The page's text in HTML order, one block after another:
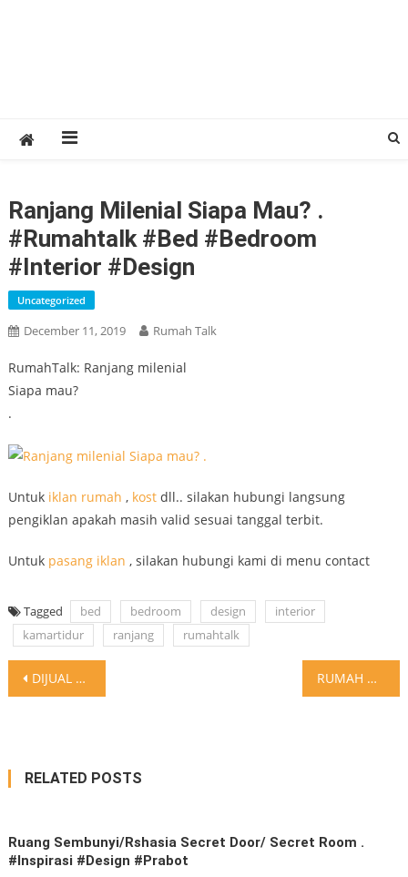
Ranjang Milenial Siapa Mau? .
#rumahtalk #bed #bedroom
#interior #design
Uncategorized
December 11, 2019 Rumah Talk
RumahTalk: Ranjang milenial
Siapa mau?
.
Untuk iklan rumah , kostdll.. silakan hubungi langsung
pengiklan apakah masih valid sesuai tanggal terbit.
Untuk pasang iklan , silakan hubungi kami di menu contact
Tagged bed bedroom design
interior
kamartidur
ranjang rumahtalk
Post
DIJUAL … . Jl. Jend A Yani 40 ABC BINJAI RUMAH MULAI DARI HARGA 200 JUTAAN HANYA 5 MENIT KE
RELATED POSTS
Ruang Sembunyi/rshasia Secret Door/ Secret Room .
#inspirasi #design #prabot